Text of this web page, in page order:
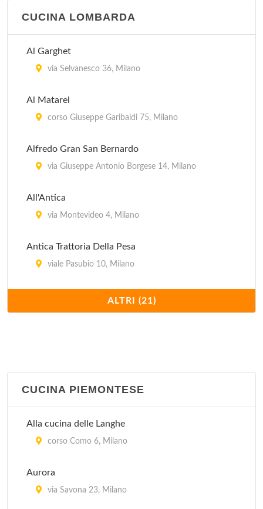
CUCINA LOMBARDA
Al Garghet
via Selvanesco 36, Milano
Al Matarel
corso Giuseppe Garibaldi 75, Milano
Alfredo Gran San Bernardo
via Giuseppe Antonio Borgese 14, Milano
All'Antica
via Montevideo 4, Milano
Antica Trattoria Della Pesa
viale Pasubio 10, Milano
Antico Ristorante Boeucc
piazza Belgioioso 2, Milano
Cantina Piemontese
Casa Fontana 23 Risotti
Da Berti
ALTRI (21)
CUCINA PIEMONTESE
Alla cucina delle Langhe
corso Como 6, Milano
Aurora
via Savona 23, Milano